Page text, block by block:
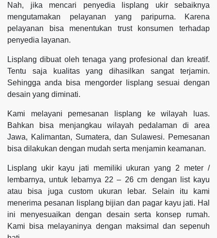
Nah, jika mencari penyedia lisplang ukir sebaiknya
mengutamakan pelayanan yang paripurna. Karena
pelayanan bisa menentukan trust konsumen terhadap
penyedia layanan.
Lisplang dibuat oleh tenaga yang profesional dan kreatif.
Tentu saja kualitas yang dihasilkan sangat terjamin.
Sehingga anda bisa mengorder lisplang sesuai dengan
desain yang diminati.
Kami melayani pemesanan lisplang ke wilayah luas.
Bahkan bisa menjangkau wilayah pedalaman di area
Jawa, Kalimantan, Sumatera, dan Sulawesi. Pemesanan
bisa dilakukan dengan mudah serta menjamin keamanan.
Lisplang ukir kayu jati memiliki ukuran yang 2 meter /
lembarnya, untuk lebarnya 22 – 26 cm dengan list kayu
atau bisa juga custom ukuran lebar. Selain itu kami
menerima pesanan lisplang bijian dan pagar kayu jati. Hal
ini menyesuaikan dengan desain serta konsep rumah.
Kami bisa melayaninya dengan maksimal dan sepenuh